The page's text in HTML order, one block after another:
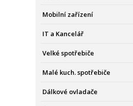
Mobilní zařízení
IT a Kancelář
Velké spotřebiče
Malé kuch. spotřebiče
Dálkové ovladače